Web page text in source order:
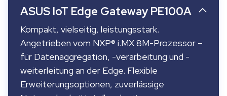
ASUS IoT Edge Gateway PE100A
Kompakt, vielseitig, leistungsstark.
Angetrieben vom NXP® i.MX 8M-Prozessor –
für Datenaggregation, -verarbeitung und -
weiterleitung an der Edge. Flexible
Erweiterungsoptionen, zuverlässige